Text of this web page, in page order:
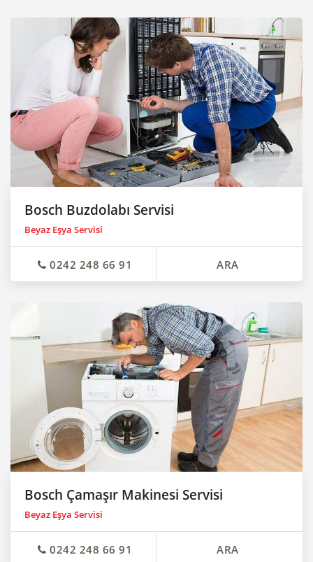
Bosch Buzdolabı Servisi
Beyaz Eşya Servisi
0242 248 66 91 ARA
Bosch Çamaşır Makinesi Servisi
Beyaz Eşya Servisi
0242 248 66 91 ARA